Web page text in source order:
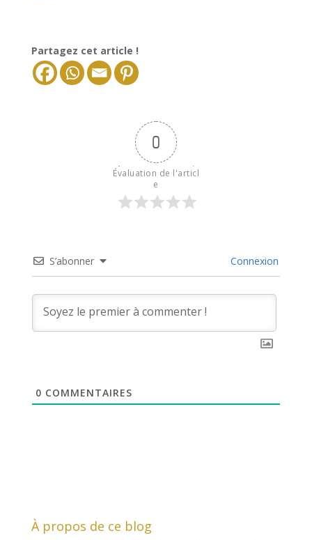
Partagez cet article !
0
Évaluation de l'articl
e
S’abonner Connexion
0 COMMENTAIRES
À propos de ce blog